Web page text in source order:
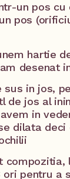
un pos cu
pos
hartie
desenat
sus in jos,
de jos al
in
dilata deci
compozitia,
pentru a